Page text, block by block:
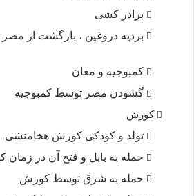
برادر کشی
بردیه دروغین ، بازگشت از
کمبوجیه و مغان
گشودن مصر توسط کمبوجیه
کورش
تولد و کودکی کورش هخامنشی
حمله به بابل و فتح آن در
حمله به شرق توسط کورش